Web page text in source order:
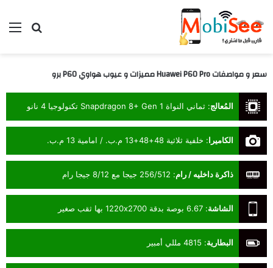
بحث
سعر و مواصفات Huawei P60 Pro مميزات و عيوب هواوي P60 برو
المُعالج: ثماني النواة Snapdragon 8+ Gen 1 تكنولوجيا 4 نانو
الكاميرا: خلفية ثلاثية 48+48+13 م.ب. / امامية 13 م.ب.
ذاكرة داخليه / رام: 256/512 جيجا مع 8/12 جيجا رام
الشاشة: 6.67 بوصة بدقة 1220x2700 بها ثقب صغير
البطارية: 4815 مللي أمبير